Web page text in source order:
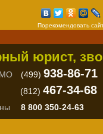
Порекомендовать
юрист,
МО (499) 938-86-71
(812) 467-34-68
8 800 350-24-63